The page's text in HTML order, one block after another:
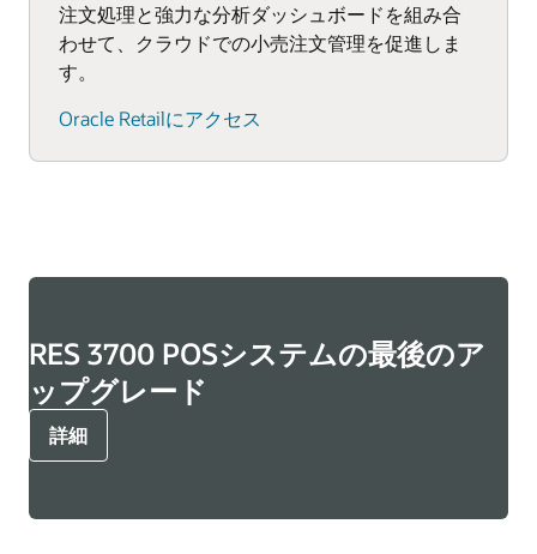
注文処理と強力な分析ダッシュボードを組み合
わせて、クラウドでの小売注文管理を促進しま
す。
Oracle Retailにアクセス
RES 3700 POSシステムの最後のア
ップグレード
詳細